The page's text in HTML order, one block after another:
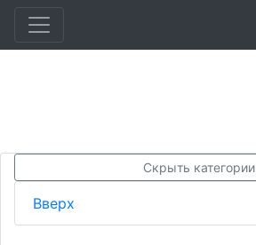
Скрыть категории
Вверх